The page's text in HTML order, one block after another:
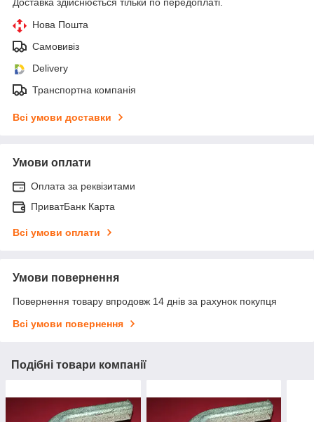
Нова Пошта
Самовивіз
Delivery
Транспортна компанія
Всі умови доставки
Умови оплати
Оплата за реквізитами
ПриватБанк Карта
Всі умови оплати
Умови повернення
Повернення товару впродовж 14 днів за рахунок покупця
Всі умови повернення
Подібні товари компанії